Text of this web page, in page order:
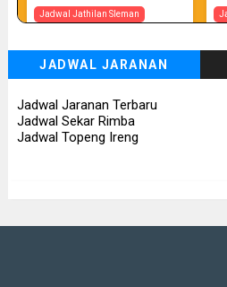
Jadwal Jathilan Sleman
📅 Besok (7/8)
JADWAL JARANAN
Jadwal Jaranan Terbaru
Jadwal Sekar Rimba
Jadwal Topeng Ireng